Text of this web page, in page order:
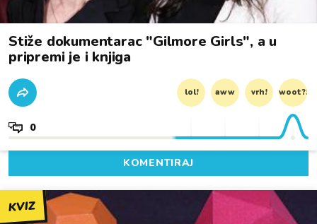
Stiže dokumentarac "Gilmore Girls", a u
pripremi je i knjiga
lol! aww vrh! woot?!
0
KOMENTIRAJ
KVIZ